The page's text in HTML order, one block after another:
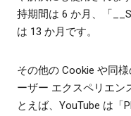
持期間は 6 か月、「
は 13 か月です。
その他の Cookie や同
ーザー エクスペリエン
とえば、YouTube は「